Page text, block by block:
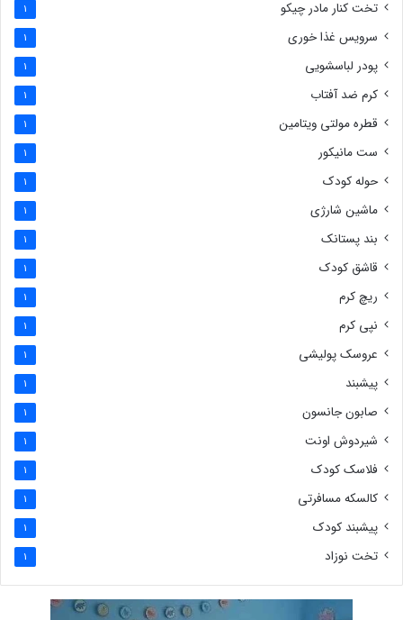
تخت کنار مادر چیکو 1
سرویس غذا خوری 1
پودر لباسشویی 1
کرم ضد آفتاب 1
قطره مولتی ویتامین 1
ست مانیکور 1
حوله کودک 1
ماشین شارژی 1
بند پستانک 1
قاشق کودک 1
ریچ کرم 1
نپی کرم 1
عروسک پولیشی 1
پیشبند 1
صابون جانسون 1
شیردوش اونت 1
فلاسک کودک 1
کالسکه مسافرتی 1
پیشبند کودک 1
تخت نوزاد 1